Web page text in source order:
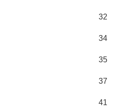
32
34
35
37
41